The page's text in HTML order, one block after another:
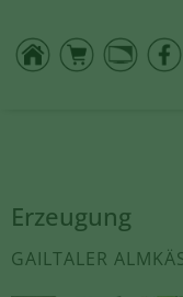
Erzeugung
GAILTALER